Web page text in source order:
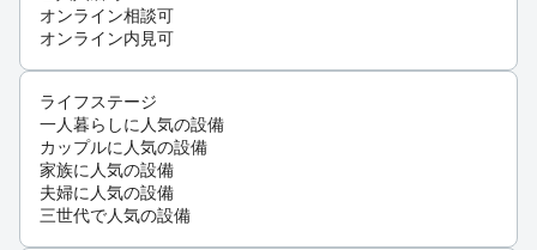
オンライン相談可
オンライン内見可
ライフステージ
一人暮らしに人気の設備
カップルに人気の設備
家族に人気の設備
夫婦に人気の設備
三世代で人気の設備